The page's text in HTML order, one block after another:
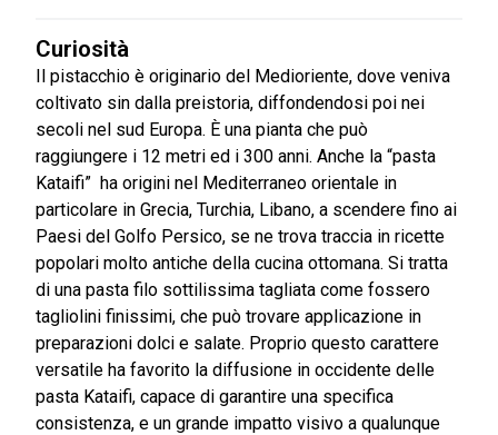
Curiosità
Il pistacchio è originario del Medioriente, dove veniva
coltivato sin dalla preistoria, diffondendosi poi nei
secoli nel sud Europa. È una pianta che può
raggiungere i 12 metri ed i 300 anni. Anche la “pasta
Kataifi” ha origini nel Mediterraneo orientale in
particolare in Grecia, Turchia, Libano, a scendere fino ai
Paesi del Golfo Persico, se ne trova traccia in ricette
popolari molto antiche della cucina ottomana. Si tratta
di una pasta filo sottilissima tagliata come fossero
tagliolini finissimi, che può trovare applicazione in
preparazioni dolci e salate. Proprio questo carattere
versatile ha favorito la diffusione in occidente delle
pasta Kataifi, capace di garantire una specifica
consistenza, e un grande impatto visivo a qualunque